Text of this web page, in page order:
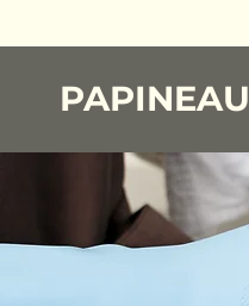
PAPINEAU